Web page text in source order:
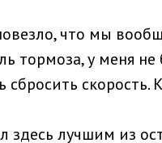
что мы
тормоза, у меня
здесь лучшим из